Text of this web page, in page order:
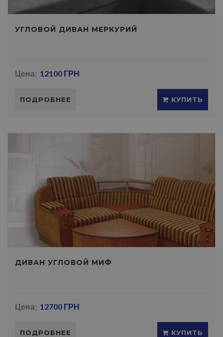
УГЛОВОЙ ДИВАН МЕРКУРИЙ
Цена: 12100 ГРН
ПОДРОБНЕЕ КУПИТЬ
ДИВАН УГЛОВОЙ МИФ
Цена: 12700 ГРН
ПОДРОБНЕЕ КУПИТЬ